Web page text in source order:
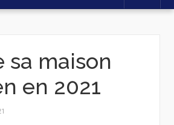
sa maison
en 2021